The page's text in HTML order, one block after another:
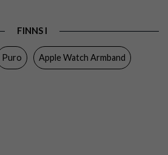
Slimmad, Trådlös laddning-kompatibel
Svart
FINNS I
Puro Apple Watch Armband